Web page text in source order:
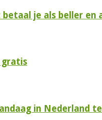
je als beller en
gratis
in Nederland